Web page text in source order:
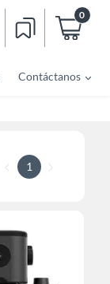
0
Contáctanos
1